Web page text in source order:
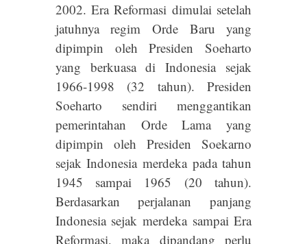
2002. Era Reformasi dimulai setelah
jatuhnya regim Orde Baru yang
dipimpin oleh Presiden Soeharto
yang berkuasa di Indonesia sejak
1966-1998 (32 tahun). Presiden
Soeharto sendiri menggantikan
pemerintahan Orde Lama yang
dipimpin oleh Presiden Soekarno
sejak Indonesia merdeka pada tahun
1945 sampai 1965 (20 tahun).
Berdasarkan perjalanan panjang
Indonesia sejak merdeka sampai Era
Reformasi, maka dipandang perlu